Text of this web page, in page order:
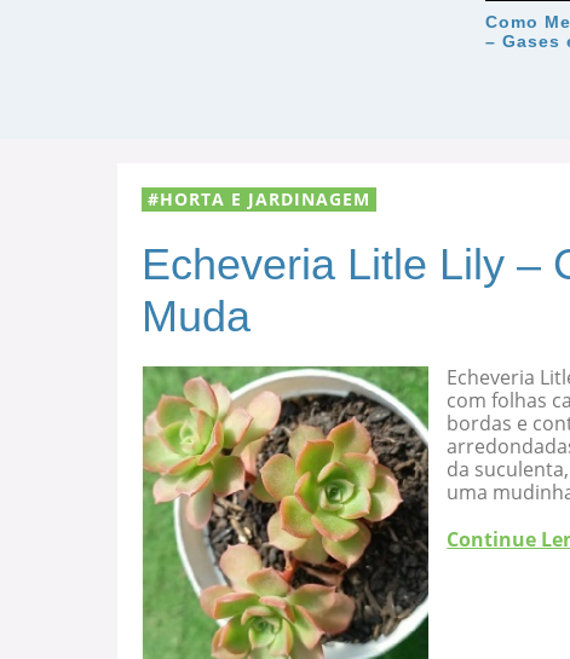
Como
– Gases
HORTA E JARDINAGEM
Echeveria Litle Lily –
Muda
Echeveria
com folhas
bordas e
da
uma
Continue